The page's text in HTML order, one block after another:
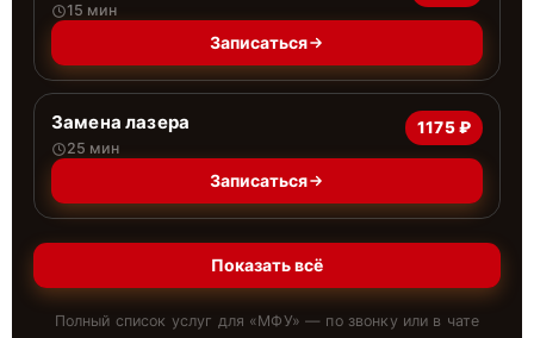
15 мин
Записаться
Замена лазера
25 мин
1175 ₽
Записаться
Показать всё
Полный список услуг для «МФУ» — по звонку или в чате